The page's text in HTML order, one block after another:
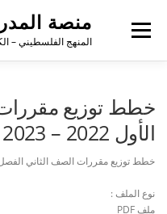
منصة
المنهج الفلسطيني –
القائمة
خطط توزيع
الأول 2022 – 2023
خطط توزيع مقررات الصف الثاني الفصل الأول
نوع الملف :
ملف PDF